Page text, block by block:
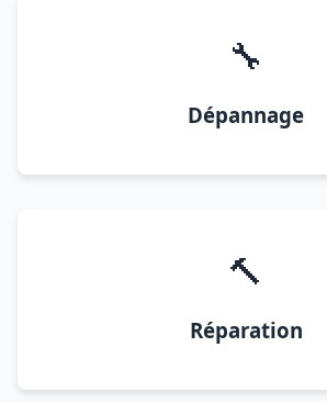
🔧
Dépannage
🔨
Réparation